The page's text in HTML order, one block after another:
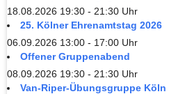
18.08.2026 19:30 - 21:30 Uhr
25. Kölner Ehrenamtstag 2026
06.09.2026 13:00 - 17:00 Uhr
Offener Gruppenabend
08.09.2026 19:30 - 21:30 Uhr
Van-Riper-Übungsgruppe Köln